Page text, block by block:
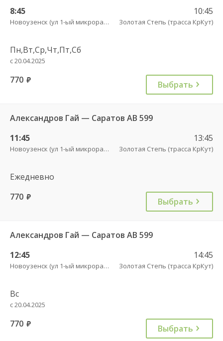
8:45
Новоузенск (ул 1-ый микрорайон 12)
10:45
Золотая Степь (трасса КрКут)
Пн,Вт,Ср,Чт,Пт,Сб
с 20.04.2025
770 руб. Выбрать
Александров Гай — Саратов АВ 599
11:45
Новоузенск (ул 1-ый микрорайон 12)
13:45
Золотая Степь (трасса КрКут)
Ежедневно
770 руб. Выбрать
Александров Гай — Саратов АВ 599
12:45
Новоузенск (ул 1-ый микрорайон 12)
14:45
Золотая Степь (трасса КрКут)
Вс
с 20.04.2025
770 руб. Выбрать